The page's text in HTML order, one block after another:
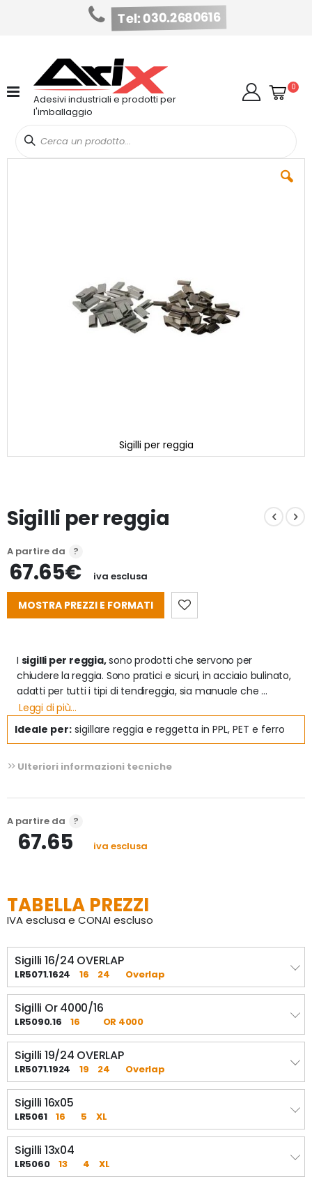
Tel: 030.2680616
contenuto
Adesivi industriali e prodotti per
l'imballaggio
Cerca Cart
0
Vai
Sigilli per reggia
di
immagini
Sigilli per reggia
A partire da
67.65€ iva esclusa
MOSTRA PREZZI E FORMATI
I sigilli per reggia, sono prodotti che servono per
chiudere la reggia. Sono pratici e sicuri, in acciaio bulinato,
adatti per tutti i tipi di tendireggia, sia manuale che
semiautomatica.
Ve ne sono di diverse grandezze e di diversi materiali a
seconda dell'imballaggio da sigillare. Indicati anche per
Leggi di più...
Ideale per: sigillare reggia e reggetta in PPL, PET e ferro
Ulteriori informazioni tecniche
A partire da
67.65 iva esclusa
TABELLA PREZZI
IVA esclusa e CONAI escluso
Sigilli 16/24 OVERLAP
LR5071.1624 16 24 Overlap
Sigilli Or 4000/16
LR5090.16 16 OR 4000
Sigilli 19/24 OVERLAP
LR5071.1924 19 24 Overlap
Sigilli 16x05
LR5061 16 5 XL
Sigilli 13x04
LR5060 13 4 XL